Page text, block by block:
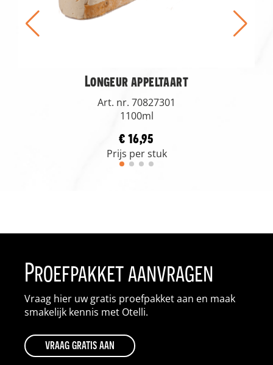
Longeur appeltaart
Art. nr. 70827301
1100ml
€ 16,95
Prijs per stuk
Proefpakket aanvragen
Vraag hier uw gratis proefpakket aan en maak
smakelijk kennis met Otelli.
vraag gratis aan